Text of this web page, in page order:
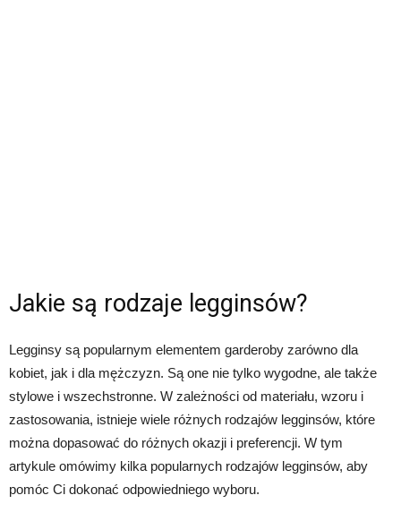
Jakie są rodzaje legginsów?
Legginsy są popularnym elementem garderoby zarówno dla
kobiet, jak i dla mężczyzn. Są one nie tylko wygodne, ale także
stylowe i wszechstronne. W zależności od materiału, wzoru i
zastosowania, istnieje wiele różnych rodzajów legginsów, które
można dopasować do różnych okazji i preferencji. W tym
artykule omówimy kilka popularnych rodzajów legginsów, aby
pomóc Ci dokonać odpowiedniego wyboru.